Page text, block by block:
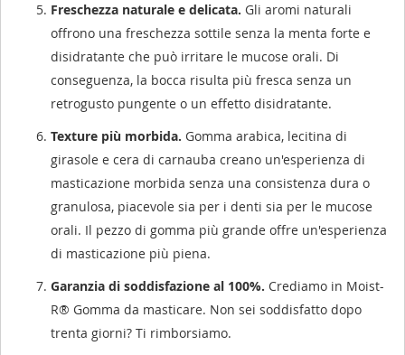
Freschezza naturale e delicata. Gli aromi naturali
offrono una freschezza sottile senza la menta forte e
disidratante che può irritare le mucose orali. Di
conseguenza, la bocca risulta più fresca senza un
retrogusto pungente o un effetto disidratante.
Texture più morbida. Gomma arabica, lecitina di
girasole e cera di carnauba creano un'esperienza di
masticazione morbida senza una consistenza dura o
granulosa, piacevole sia per i denti sia per le mucose
orali. Il pezzo di gomma più grande offre un'esperienza
di masticazione più piena.
Garanzia di soddisfazione al 100%. Crediamo in Moist-
R® Gomma da masticare. Non sei soddisfatto dopo
trenta giorni? Ti rimborsiamo.